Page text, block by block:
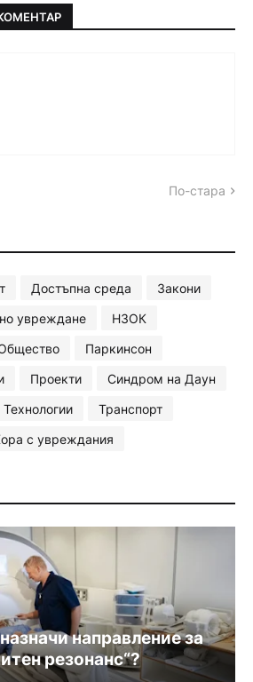
По-стара
Достъпна среда
Закони
увреждане
НЗОК
Паркинсон
Проекти
Синдром на Даун
Технологии
Транспорт
с увреждания
направление за
резонанс“?